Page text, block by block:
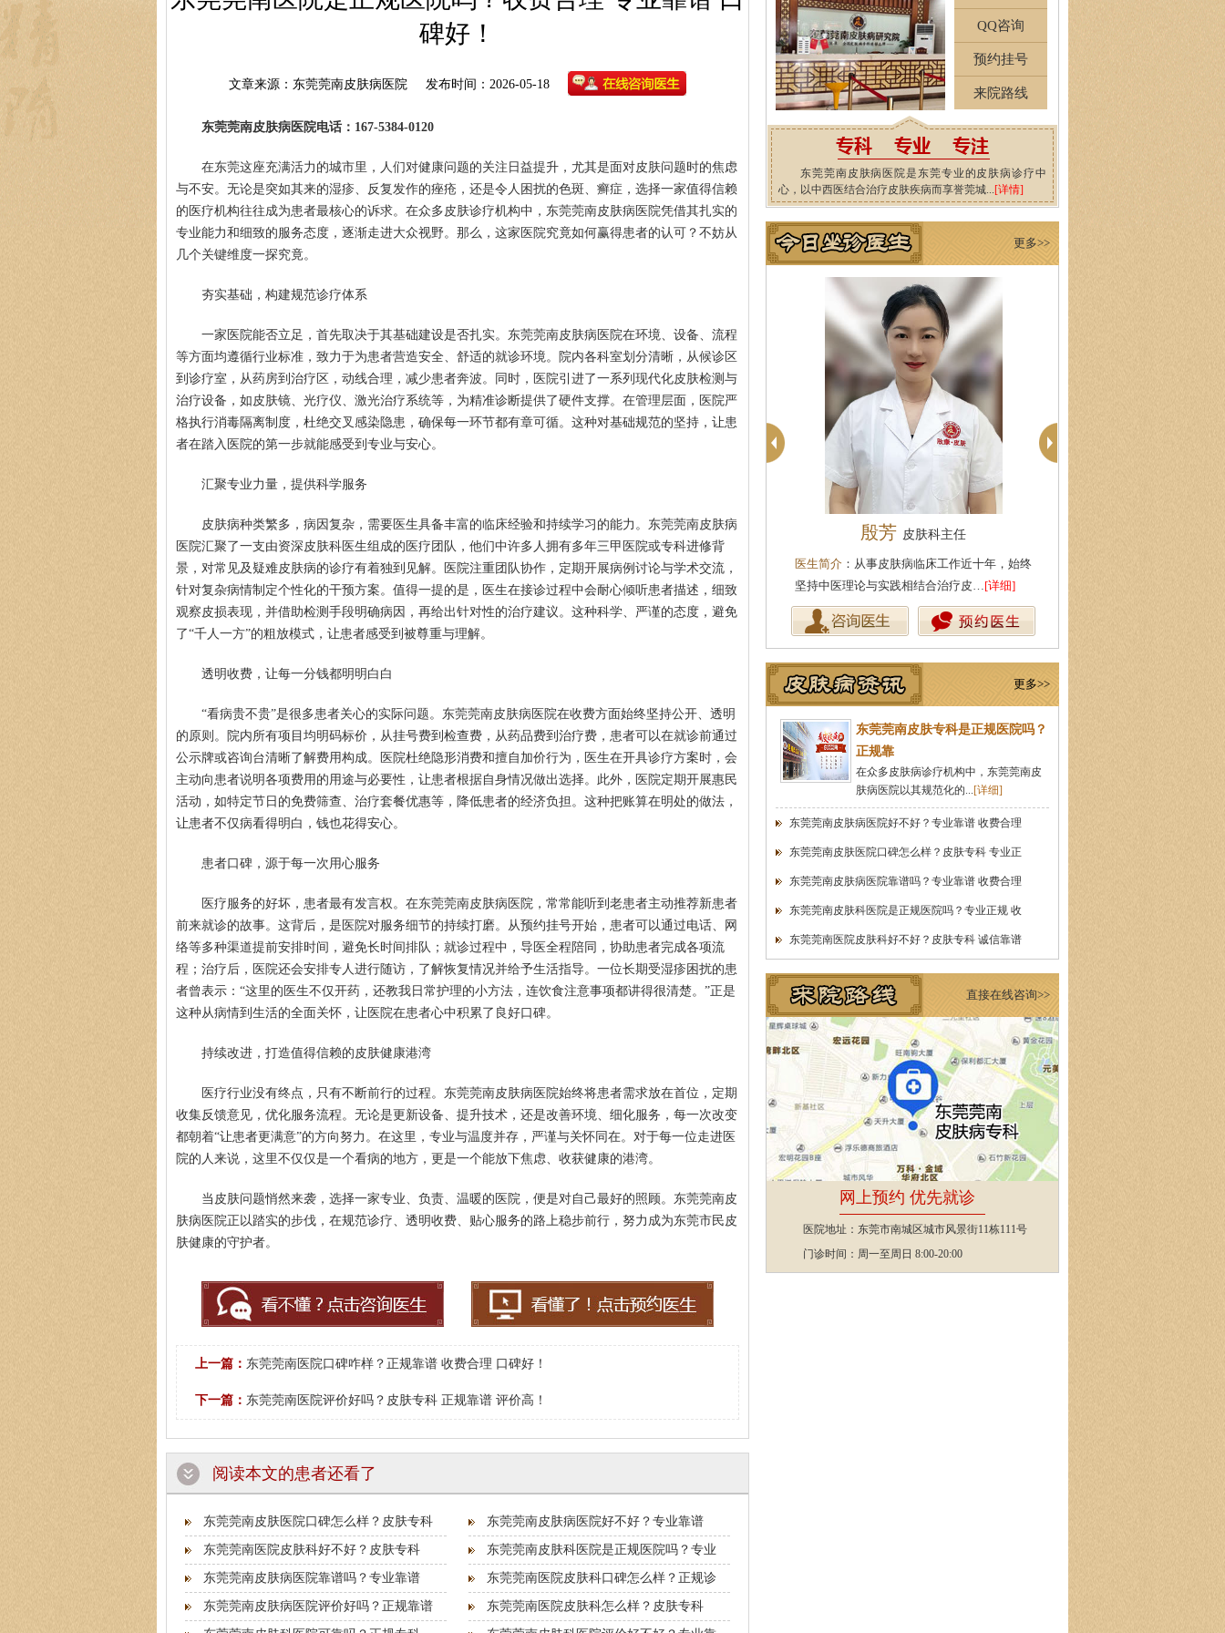
碑好！
文章来源：东莞莞南皮肤病医院 发布时间：2026-05-18
东莞莞南皮肤病医院电话：167-5384-0120
在东莞这座充满活力的城市里，人们对健康问题的关注日益提升，尤其是面对皮肤问题时的焦虑
与不安。无论是突如其来的湿疹、反复发作的痤疮，还是令人困扰的色斑、癣症，选择一家值得信赖
的医疗机构往往成为患者最核心的诉求。在众多皮肤诊疗机构中，东莞莞南皮肤病医院凭借其扎实的
专业能力和细致的服务态度，逐渐走进大众视野。那么，这家医院究竟如何赢得患者的认可？不妨从
几个关键维度一探究竟。
夯实基础，构建规范诊疗体系
一家医院能否立足，首先取决于其基础建设是否扎实。东莞莞南皮肤病医院在环境、设备、流程
等方面均遵循行业标准，致力于为患者营造安全、舒适的就诊环境。院内各科室划分清晰，从候诊区
到诊疗室，从药房到治疗区，动线合理，减少患者奔波。同时，医院引进了一系列现代化皮肤检测与
治疗设备，如皮肤镜、光疗仪、激光治疗系统等，为精准诊断提供了硬件支撑。在管理层面，医院严
格执行消毒隔离制度，杜绝交叉感染隐患，确保每一环节都有章可循。这种对基础规范的坚持，让患
者在踏入医院的第一步就能感受到专业与安心。
汇聚专业力量，提供科学服务
皮肤病种类繁多，病因复杂，需要医生具备丰富的临床经验和持续学习的能力。东莞莞南皮肤病
医院汇聚了一支由资深皮肤科医生组成的医疗团队，他们中许多人拥有多年三甲医院或专科进修背
景，对常见及疑难皮肤病的诊疗有着独到见解。医院注重团队协作，定期开展病例讨论与学术交流，
针对复杂病情制定个性化的干预方案。值得一提的是，医生在接诊过程中会耐心倾听患者描述，细致
观察皮损表现，并借助检测手段明确病因，再给出针对性的治疗建议。这种科学、严谨的态度，避免
了“千人一方”的粗放模式，让患者感受到被尊重与理解。
透明收费，让每一分钱都明明白白
“看病贵不贵”是很多患者关心的实际问题。东莞莞南皮肤病医院在收费方面始终坚持公开、透明
的原则。院内所有项目均明码标价，从挂号费到检查费，从药品费到治疗费，患者可以在就诊前通过
公示牌或咨询台清晰了解费用构成。医院杜绝隐形消费和擅自加价行为，医生在开具诊疗方案时，会
主动向患者说明各项费用的用途与必要性，让患者根据自身情况做出选择。此外，医院定期开展惠民
活动，如特定节日的免费筛查、治疗套餐优惠等，降低患者的经济负担。这种把账算在明处的做法，
让患者不仅病看得明白，钱也花得安心。
患者口碑，源于每一次用心服务
医疗服务的好坏，患者最有发言权。在东莞莞南皮肤病医院，常常能听到老患者主动推荐新患者
前来就诊的故事。这背后，是医院对服务细节的持续打磨。从预约挂号开始，患者可以通过电话、网
络等多种渠道提前安排时间，避免长时间排队；就诊过程中，导医全程陪同，协助患者完成各项流
程；治疗后，医院还会安排专人进行随访，了解恢复情况并给予生活指导。一位长期受湿疹困扰的患
者曾表示：“这里的医生不仅开药，还教我日常护理的小方法，连饮食注意事项都讲得很清楚。”正是
这种从病情到生活的全面关怀，让医院在患者心中积累了良好口碑。
持续改进，打造值得信赖的皮肤健康港湾
医疗行业没有终点，只有不断前行的过程。东莞莞南皮肤病医院始终将患者需求放在首位，定期
收集反馈意见，优化服务流程。无论是更新设备、提升技术，还是改善环境、细化服务，每一次改变
都朝着“让患者更满意”的方向努力。在这里，专业与温度并存，严谨与关怀同在。对于每一位走进医
院的人来说，这里不仅仅是一个看病的地方，更是一个能放下焦虑、收获健康的港湾。
当皮肤问题悄然来袭，选择一家专业、负责、温暖的医院，便是对自己最好的照顾。东莞莞南皮
肤病医院正以踏实的步伐，在规范诊疗、透明收费、贴心服务的路上稳步前行，努力成为东莞市民皮
肤健康的守护者。
上一篇： 东莞莞南医院口碑咋样？正规靠谱 收费合理 口碑好！
下一篇： 东莞莞南医院评价好吗？皮肤专科 正规靠谱 评价高！
阅读本文的患者还看了
东莞莞南皮肤医院口碑怎么样？皮肤专科 东莞莞南皮肤病医院好不好？专业靠谱
东莞莞南医院皮肤科好不好？皮肤专科 东莞莞南皮肤科医院是正规医院吗？专业
东莞莞南皮肤病医院靠谱吗？专业靠谱 东莞莞南医院皮肤科口碑怎么样？正规诊
东莞莞南皮肤病医院评价好吗？正规靠谱 东莞莞南医院皮肤科怎么样？皮肤专科
QQ咨询
预约挂号
来院路线
东莞莞南皮肤病医院是东莞专业的皮肤病诊疗中
心，以中西医结合治疗皮肤疾病而享誉莞城...[详情]
更多>>
殷芳 皮肤科主任
医生简介：从事皮肤病临床工作近十年，始终
坚持中医理论与实践相结合治疗皮…[详细]
周建国 皮肤科主任
医生简介 ：东莞莞南皮肤病医院副主任，毕业
湖北中医药大学，先后在皮肤医院…[详细]
更多>>
东莞莞南皮肤专科是正规医院吗？
正规靠
在众多皮肤病诊疗机构中，东莞莞南皮
肤病医院以其规范化的...[详细]
东莞莞南皮肤病医院好不好？专业靠谱 收费合理
东莞莞南皮肤医院口碑怎么样？皮肤专科 专业正
东莞莞南皮肤病医院靠谱吗？专业靠谱 收费合理
东莞莞南皮肤科医院是正规医院吗？专业正规 收
东莞莞南医院皮肤科好不好？皮肤专科 诚信靠谱
直接在线咨询>>
网上预约 优先就诊
医院地址：东莞市南城区城市风景街11栋111号
门诊时间：周一至周日 8:00-20:00